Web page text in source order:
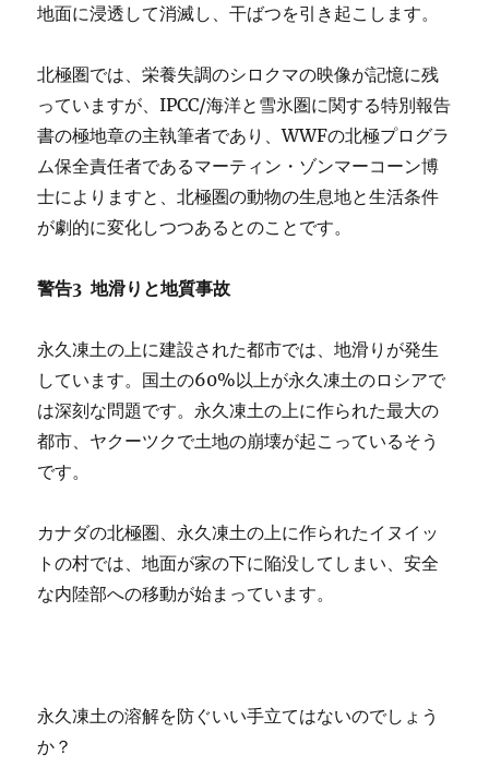
地面に浸透して消滅し、干ばつを引き起こします。
北極圏では、栄養失調のシロクマの映像が記憶に残
っていますが、IPCC/海洋と雪氷圏に関する特別報告
書の極地章の主執筆者であり、WWFの北極プログラ
ム保全責任者であるマーティン・ゾンマーコーン博
士によりますと、北極圏の動物の生息地と生活条件
が劇的に変化しつつあるとのことです。
警告3 地滑りと地質事故
永久凍土の上に建設された都市では、地滑りが発生
しています。国土の60%以上が永久凍土のロシアで
は深刻な問題です。永久凍土の上に作られた最大の
都市、ヤクーツクで土地の崩壊が起こっているそう
です。
カナダの北極圏、永久凍土の上に作られたイヌイッ
トの村では、地面が家の下に陥没してしまい、安全
な内陸部への移動が始まっています。
永久凍土の溶解を防ぐいい手立てはないのでしょう
か？